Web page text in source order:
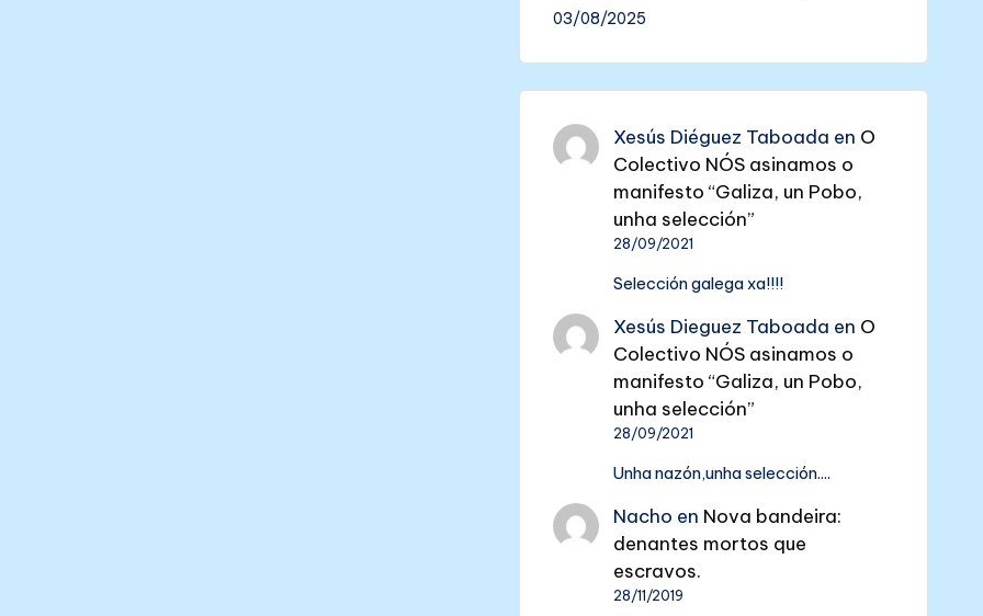
03/08/2025
Xesús Diéguez Taboada en O
Colectivo NÓS asinamos o
manifesto “Galiza, un Pobo,
unha selección”
28/09/2021
Selección galega xa!!!!
Xesús Dieguez Taboada en O
Colectivo NÓS asinamos o
manifesto “Galiza, un Pobo,
unha selección”
28/09/2021
Unha nazón,unha selección....
Nacho en Nova bandeira:
denantes mortos que
escravos.
28/11/2019